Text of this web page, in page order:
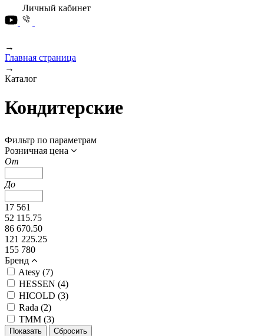
Личный кабинет
→
Главная страница
→
Каталог
Кондитерские
Фильтр по параметрам
Розничная цена
От
До
17 561
52 115.75
86 670.50
121 225.25
155 780
Бренд
Atesy (7)
HESSEN (4)
HICOLD (3)
Rada (2)
ТММ (3)